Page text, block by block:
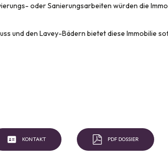
oder Sanierungsarbeiten würden die
und den Lavey-Bädern bietet diese Immobilie
KONTAKT PDF DOSSIER